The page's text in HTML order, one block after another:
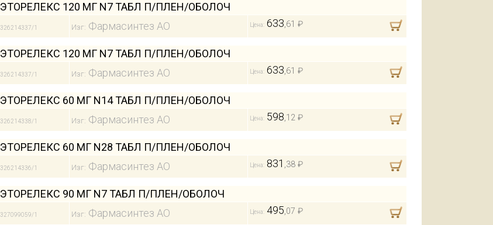
ЭТОРЕЛЕКС 120 МГ N7 ТАБЛ П/ПЛЕН/ОБОЛОЧ
326214337/1 Изг: Фармасинтез АО Цена: 633,61 ₽
ЭТОРЕЛЕКС 120 МГ N7 ТАБЛ П/ПЛЕН/ОБОЛОЧ
326214337/1 Изг: Фармасинтез АО Цена: 633,61 ₽
ЭТОРЕЛЕКС 60 МГ N14 ТАБЛ П/ПЛЕН/ОБОЛОЧ
326214338/1 Изг: Фармасинтез АО Цена: 598,12 ₽
ЭТОРЕЛЕКС 60 МГ N28 ТАБЛ П/ПЛЕН/ОБОЛОЧ
326214336/1 Изг: Фармасинтез АО Цена: 831 ,38 ₽
ЭТОРЕЛЕКС 90 МГ N7 ТАБЛ П/ПЛЕН/ОБОЛОЧ
327099059/1 Изг: Фармасинтез АО Цена: 495,07 ₽